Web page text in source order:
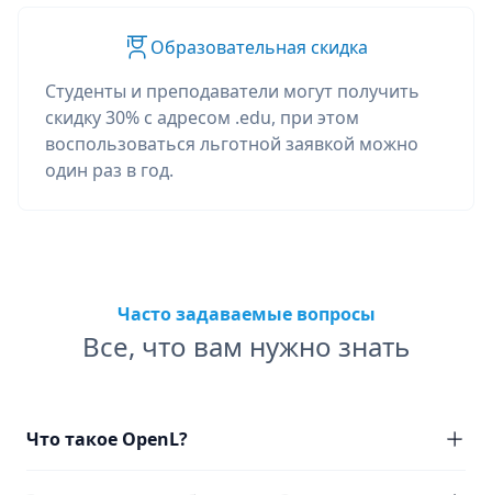
Образовательная скидка
Студенты и преподаватели могут получить
скидку 30% с адресом .edu, при этом
воспользоваться льготной заявкой можно
один раз в год.
Часто задаваемые вопросы
Все, что вам нужно знать
Что такое OpenL?